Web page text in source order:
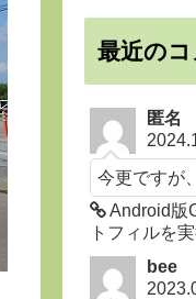
最近のコ
匿名
今更ですが
Android版
トフィルを
bee